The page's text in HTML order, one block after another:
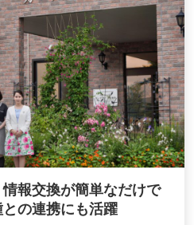
報交換が簡単なだけで
の連携にも活躍